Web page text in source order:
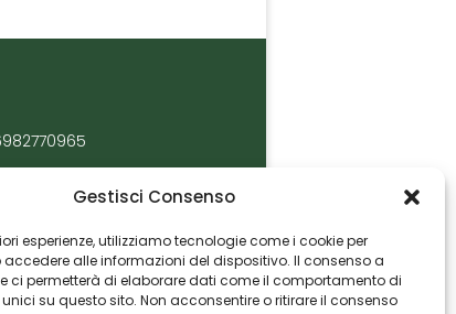
Gestisci Consenso
esperienze, utilizziamo tecnologie come i cookie per
alle informazioni del dispositivo. Il consenso a
ci permetterà di elaborare dati come il comportamento di
su questo sito. Non acconsentire o ritirare il consenso